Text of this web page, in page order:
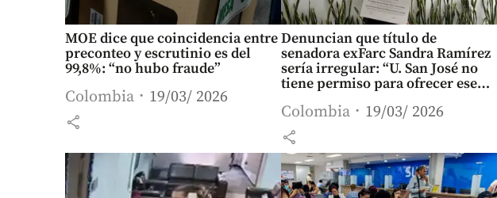
MOE dice que coincidencia entre
preconteo y escrutinio es del
99,8%: “no hubo fraude”
Colombia 19/03/ 2026
share
Denuncian que título de
senadora exFarc Sandra Ramírez
sería irregular: “U. San José no
tiene permiso para ofrecer ese
Colombia 19/03/ 2026
share